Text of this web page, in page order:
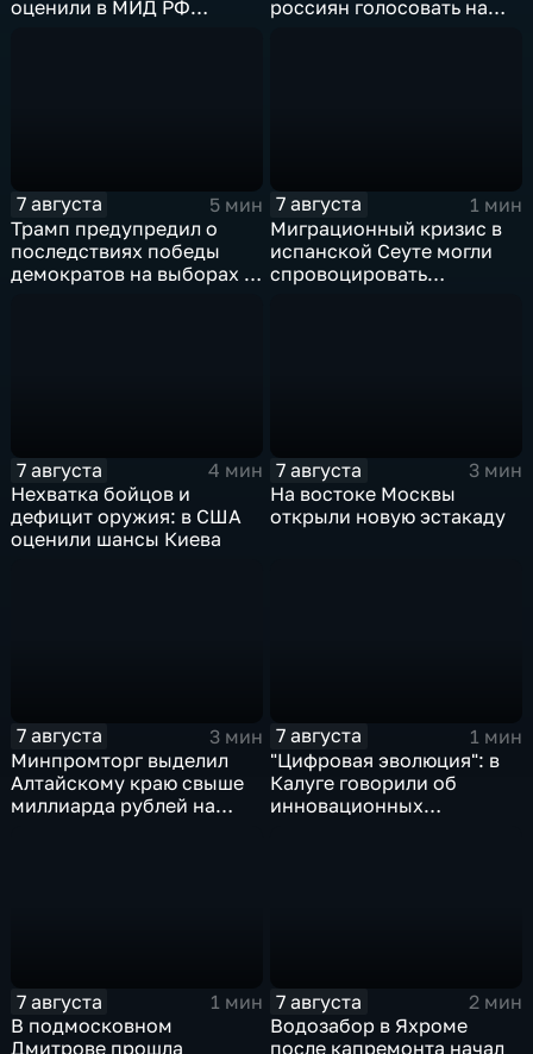
оценили в МИД РФ
россиян голосовать на
7 августа
5 мин
Трамп предупредил о
последствиях победы
демократов на выборах в
7 августа
1 мин
Миграционный кризис в
испанской Сеуте могли
спровоцировать
7 августа
4 мин
Нехватка бойцов и
дефицит оружия: в США
оценили шансы Киева
7 августа
3 мин
На востоке Москвы
открыли новую эстакаду
7 августа
3 мин
Минпромторг выделил
Алтайскому краю свыше
миллиарда рублей на
7 августа
1 мин
"Цифровая эволюция": в
Калуге говорили об
инновационных
7 августа
1 мин
В подмосковном
Дмитрове прошла
7 августа
2 мин
Водозабор в Яхроме
после капремонта начал